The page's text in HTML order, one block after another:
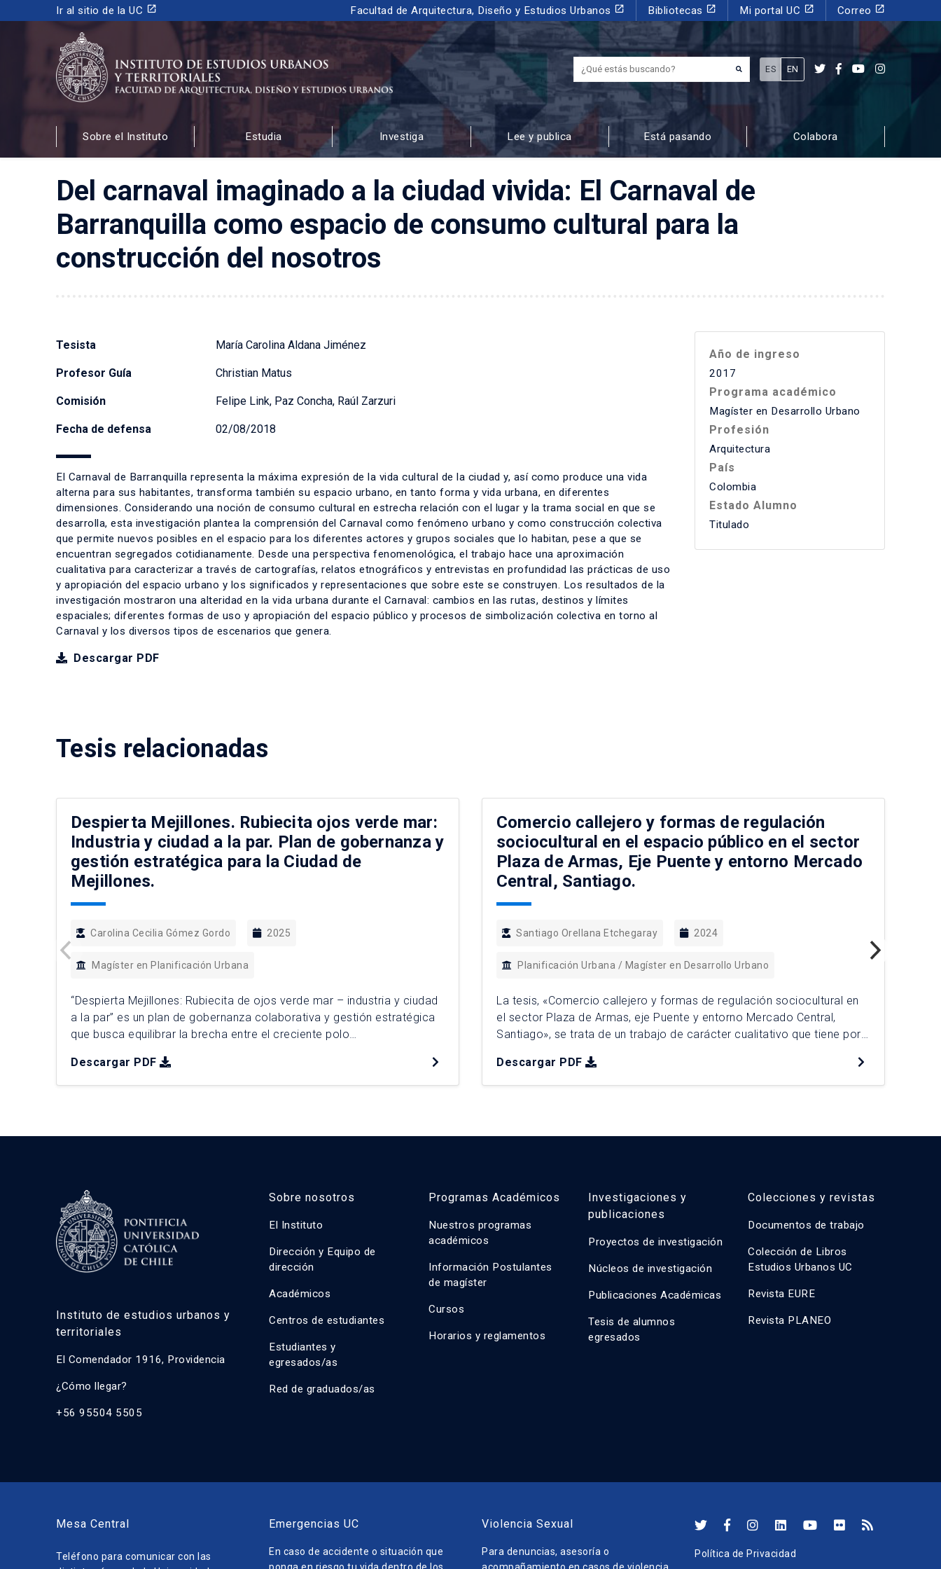
Ir al sitio de la UC launch Facultad de Arquitectura, Diseño y Estudios Urbanos launch Bibliotecas launch Mi portal UC launch Correo launch
INSTITUTO DE ESTUDIOS URBANOS
Y TERRITORIALES
FACULTAD DE ARQUITECTURA, DISEÑO Y ESTUDIOS URBANOS
¿Qué estás buscando?
ES EN
Sobre el Instituto Estudia Investiga Lee y publica Está pasando Colabora
Del carnaval imaginado a la ciudad vivida: El Carnaval de
Barranquilla como espacio de consumo cultural para la
construcción del nosotros
Tesista María Carolina Aldana Jiménez
Profesor Guía Christian Matus
Comisión Felipe Link, Paz Concha, Raúl Zarzuri
Fecha de defensa 02/08/2018
El Carnaval de Barranquilla representa la máxima expresión de la vida cultural de la ciudad y, así como produce una vida
alterna para sus habitantes, transforma también su espacio urbano, en tanto forma y vida urbana, en diferentes
dimensiones. Considerando una noción de consumo cultural en estrecha relación con el lugar y la trama social en que se
desarrolla, esta investigación plantea la comprensión del Carnaval como fenómeno urbano y como construcción colectiva
que permite nuevos posibles en el espacio para los diferentes actores y grupos sociales que lo habitan, pese a que se
encuentran segregados cotidianamente. Desde una perspectiva fenomenológica, el trabajo hace una aproximación
cualitativa para caracterizar a través de cartografías, relatos etnográficos y entrevistas en profundidad las prácticas de uso
y apropiación del espacio urbano y los significados y representaciones que sobre este se construyen. Los resultados de la
investigación mostraron una alteridad en la vida urbana durante el Carnaval: cambios en las rutas, destinos y límites
espaciales; diferentes formas de uso y apropiación del espacio público y procesos de simbolización colectiva en torno al
Carnaval y los diversos tipos de escenarios que genera.
Descargar PDF
Año de ingreso
2017
Programa académico
Magíster en Desarrollo Urbano
Profesión
Arquitectura
País
Colombia
Estado Alumno
Titulado
Tesis relacionadas
Despierta Mejillones. Rubiecita ojos verde mar:
Industria y ciudad a la par. Plan de gobernanza y
gestión estratégica para la Ciudad de
Mejillones.
Carolina Cecilia Gómez Gordo 2025
Magíster en Planificación Urbana
“Despierta Mejillones: Rubiecita de ojos verde mar – industria y ciudad
a la par” es un plan de gobernanza colaborativa y gestión estratégica
que busca equilibrar la brecha entre el creciente polo
su patrimonio histórico. El diagnóstico prospectivo identifica
problemáticas como la desconfianza […]
Descargar PDF
Comercio callejero y formas de regulación
sociocultural en el espacio público en el sector
Plaza de Armas, Eje Puente y entorno Mercado
Central, Santiago.
Santiago Orellana Etchegaray 2024
Planificación Urbana / Magíster en Desarrollo Urbano
La tesis, «Comercio callejero y formas de regulación sociocultural en
el sector Plaza de Armas, eje Puente y entorno Mercado Central,
Santiago», se trata de un trabajo de carácter cualitativo que tiene por
partir de la descripción actual del comercio no autorizado en torno al
[…]
Descargar PDF
Instituto de estudios urbanos y
territoriales
El Comendador 1916, Providencia
¿Cómo llegar?
+56 95504 5505
Sobre nosotros
El Instituto
Dirección y Equipo de
dirección
Académicos
Centros de estudiantes
Estudiantes y
egresados/as
Red de graduados/as
Programas Académicos
Nuestros programas
académicos
Información Postulantes
de magíster
Cursos
Horarios y reglamentos
Investigaciones y
publicaciones
Proyectos de investigación
Núcleos de investigación
Publicaciones Académicas
Tesis de alumnos
egresados
Colecciones y revistas
Documentos de trabajo
Colección de Libros
Estudios Urbanos UC
Revista EURE
Revista PLANEO
Mesa Central
Teléfono para comunicar con las
Emergencias UC
En caso de accidente o situación que
Violencia Sexual
Para denuncias, asesoría o
Política de Privacidad